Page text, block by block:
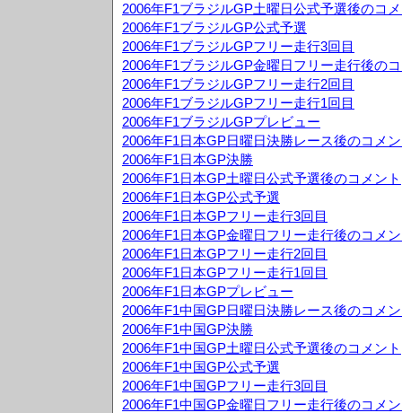
2006年F1ブラジルGP土曜日公式予選後のコ
2006年F1ブラジルGP公式予選
2006年F1ブラジルGPフリー走行3回目
2006年F1ブラジルGP金曜日フリー走行後の
2006年F1ブラジルGPフリー走行2回目
2006年F1ブラジルGPフリー走行1回目
2006年F1ブラジルGPプレビュー
2006年F1日本GP日曜日決勝レース後のコメ
2006年F1日本GP決勝
2006年F1日本GP土曜日公式予選後のコメント
2006年F1日本GP公式予選
2006年F1日本GPフリー走行3回目
2006年F1日本GP金曜日フリー走行後のコメ
2006年F1日本GPフリー走行2回目
2006年F1日本GPフリー走行1回目
2006年F1日本GPプレビュー
2006年F1中国GP日曜日決勝レース後のコメ
2006年F1中国GP決勝
2006年F1中国GP土曜日公式予選後のコメント
2006年F1中国GP公式予選
2006年F1中国GPフリー走行3回目
2006年F1中国GP金曜日フリー走行後のコメ